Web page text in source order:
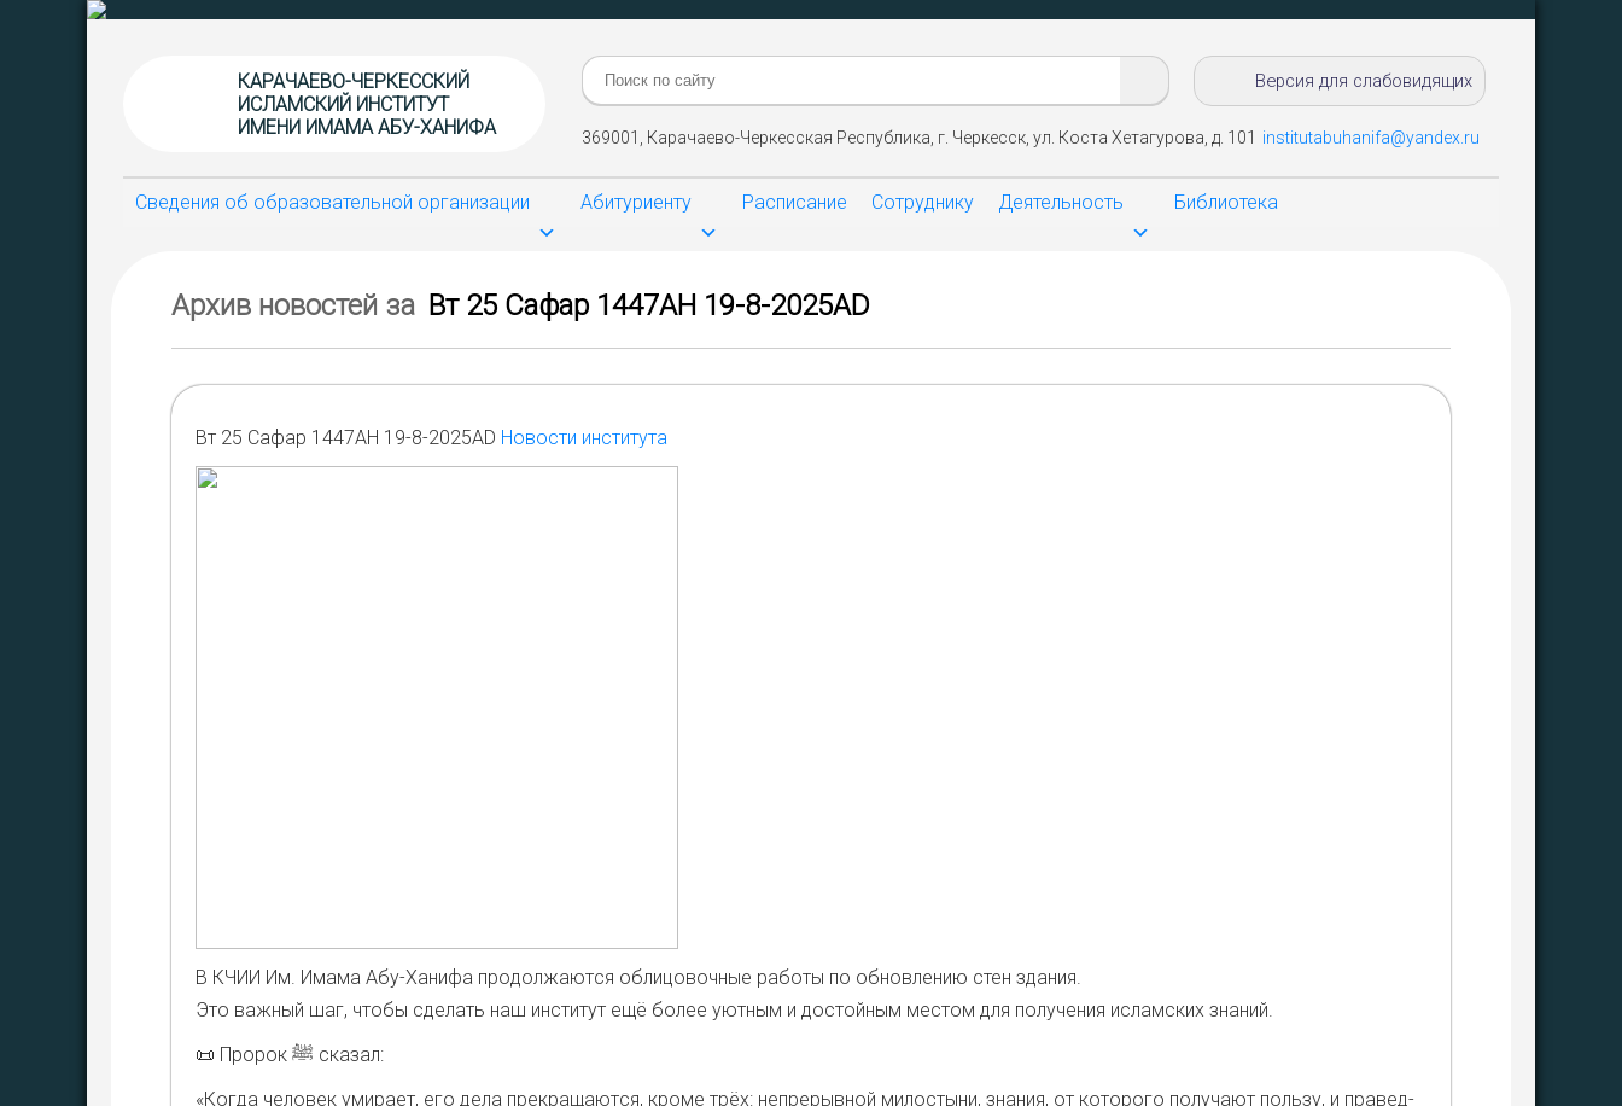
КАРАЧАЕВО-ЧЕРКЕССКИЙ
ИСЛАМСКИЙ ИНСТИТУТ
ИМЕНИ ИМАМА АБУ-ХАНИФА
Поиск: Версия для слабовидящих
369001, Карачаево-Черкесская Республика, г. Черкесск, ул. Коста Хетагурова, д. 101 institutabuhanifa@yandex.ru
Сведения об образовательной организации Абитуриенту Расписание Сотруднику Деятельность Библиотека
Архив новостей за Вт 25 Сафар 1447AH 19-8-2025AD
Вт 25 Сафар 1447AH 19-8-2025AD Новости института
В КЧИИ Им. Има­ма Абу-Хани­фа про­дол­жа­ют­ся обли­цо­воч­ные рабо­ты по обнов­ле­нию стен зда­ния.
Это важ­ный шаг, что­бы сде­лать наш инсти­тут ещё более уют­ным и достой­ным местом для полу­че­ния ислам­ских зна­ний.
📜 Про­рок ﷺ ска­зал:
«Когда чело­век уми­ра­ет, его дела пре­кра­ща­ют­ся, кро­ме трёх: непре­рыв­ной мило­сты­ни, зна­ния, от кото­ро­го полу­ча­ют поль­зу, и пра­вед­